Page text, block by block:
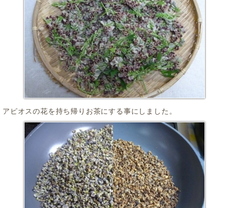
アピオスの花を持ち帰りお茶にする事にしました。